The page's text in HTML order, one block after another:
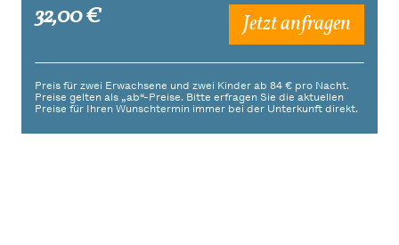
32,00 € Jetzt anfragen
Preis für zwei Erwachsene und zwei Kinder ab 84 € pro Nacht.
Preise gelten als „ab“-Preise. Bitte erfragen Sie die aktuellen
Preise für Ihren Wunschtermin immer bei der Unterkunft direkt.